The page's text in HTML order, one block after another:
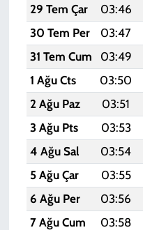
29 Tem Çar
03:46
30 Tem Per
03:47
31 Tem Cum
03:49
1 Ağu Cts
03:50
2 Ağu Paz
03:51
3 Ağu Pts
03:53
4 Ağu Sal
03:54
5 Ağu Çar
03:55
6 Ağu Per
03:56
7 Ağu Cum
03:58